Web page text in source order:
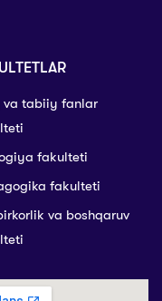
va tabiiy fanlar
fakulteti
fakulteti
va boshqaruv